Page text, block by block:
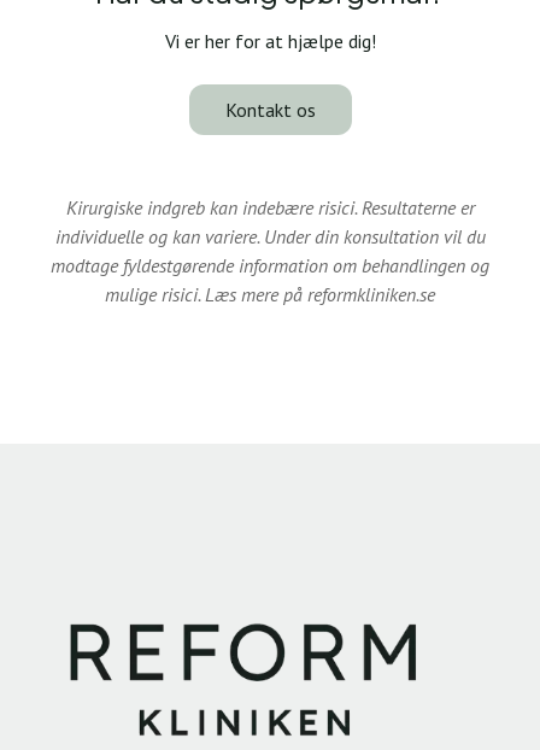
Vi er her for at hjælpe dig!
Kontakt os
Kirurgiske indgreb kan indebære risici. Resultaterne er
individuelle og kan variere. Under din konsultation vil du
modtage fyldestgørende information om behandlingen og
mulige risici. Læs mere på reformkliniken.se